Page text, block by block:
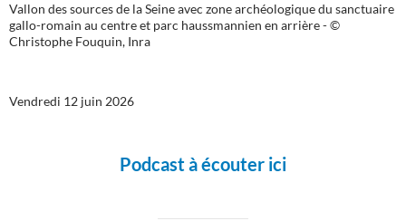
Vallon des sources de la Seine avec zone archéologique du sanctuaire
gallo-romain au centre et parc haussmannien en arrière - ©
Christophe Fouquin, Inra
Vendredi 12 juin 2026
Podcast à écouter ici